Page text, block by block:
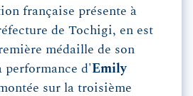
française présente à
de Tochigi, en est
médaille de son
performance d'Emily
sur la troisième